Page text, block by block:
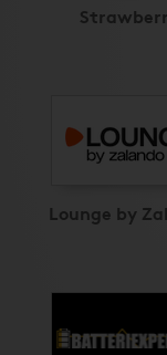
Lounge by